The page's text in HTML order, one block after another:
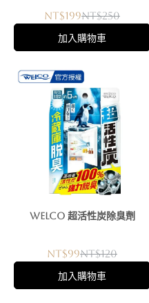
NT$199NT$250
加入購物車
WELCO 超活性炭除臭劑
NT$99NT$120
加入購物車